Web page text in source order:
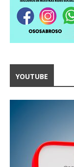
YOUTUBE